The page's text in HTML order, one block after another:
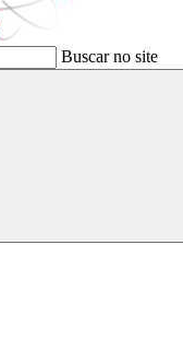
Buscar no site
Buscar